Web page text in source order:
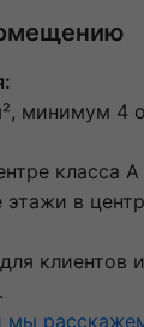
минимум 4
класса А
этажи в
клиентов
мы